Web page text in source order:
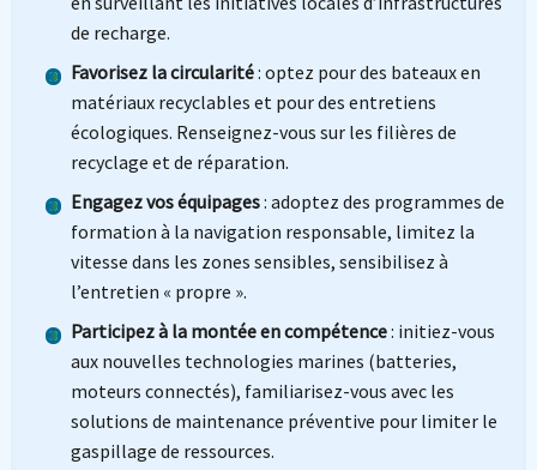
de recharge.
Favorisez la circularité: optez pour des bateaux en
matériaux recyclables et pour des entretiens
écologiques. Renseignez-vous sur les filières de
recyclage et de réparation.
Engagez vos équipages: adoptez des programmes de
formation à la navigation responsable, limitez la
vitesse dans les zones sensibles, sensibilisez à
l’entretien « propre ».
Participez à la montée en compétence: initiez-vous
aux nouvelles technologies marines (batteries,
moteurs connectés), familiarisez-vous avec les
solutions de maintenance préventive pour limiter le
gaspillage de ressources.